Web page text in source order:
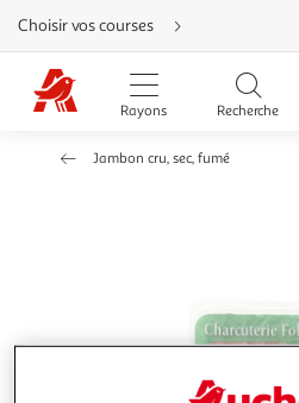
Aller
directement
au
contenu
Aller
directement
Aller
Choisir vos courses
Rayons Recherche
Jambon cru, sec, fumé